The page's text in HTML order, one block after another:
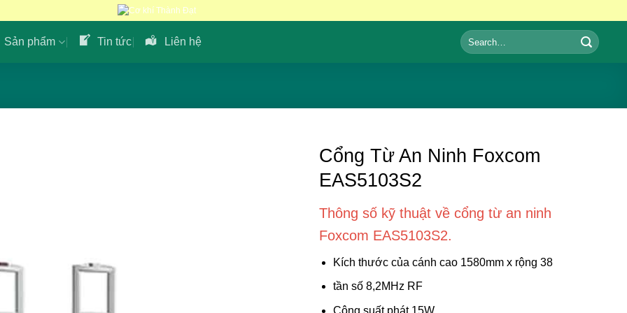
Sản phẩm Tin tức Liên hệ
Search
for:
Cổng Từ An Ninh Foxcom
EAS5103S2
Thông số kỹ thuật về cổng từ an ninh
Foxcom EAS5103S2.
Kích thước của cánh cao 1580mm x rộng 38
tần số 8,2MHz RF
Công suất phát 15W